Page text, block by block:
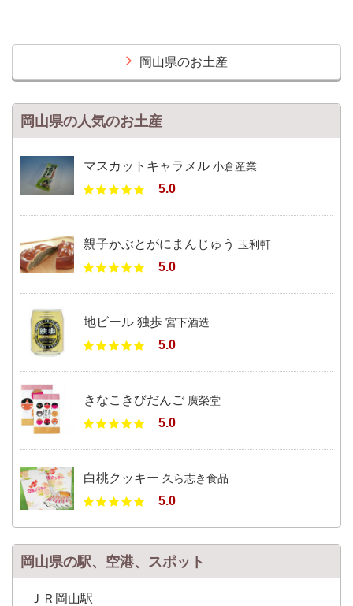
岡山県のお土産
岡山県の人気のお土産
マスカットキャラメル 小倉産業
5.0
親子かぶとがにまんじゅう 玉利軒
5.0
地ビール 独歩 宮下酒造
5.0
きなこきびだんご 廣榮堂
5.0
白桃クッキー 久ら志き食品
5.0
岡山県の駅、空港、スポット
ＪＲ岡山駅